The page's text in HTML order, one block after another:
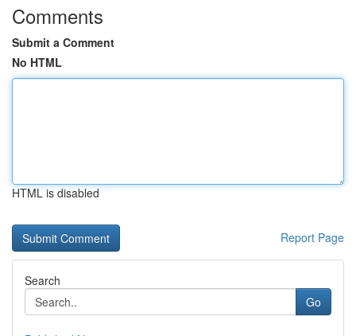
Comments
Submit a Comment
No HTML
HTML is disabled
Report Page
Search
Go